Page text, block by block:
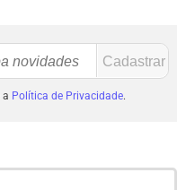
Política de Privacidade.